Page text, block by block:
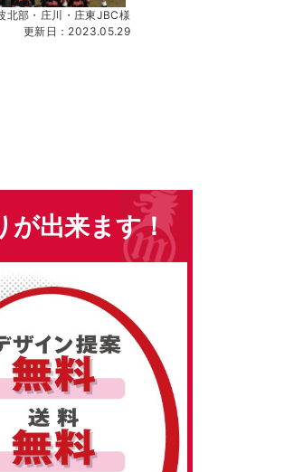
北部・庄川・庄東JBC様
更新日：2023.05.29
が出来ます！